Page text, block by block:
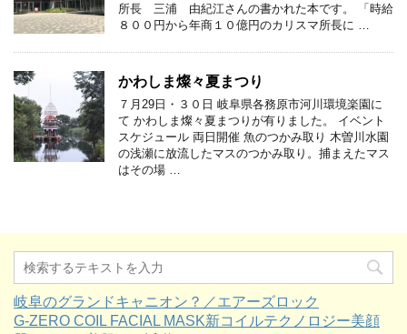
所長 三浦 由紀江さんの書かれた本です。 「時給
８００円から年商１０億円のカリスマ所長に …
かわしま燦々夏まつり
７月29日・３０日 岐阜県各務原市河川環境楽園に
て かわしま燦々夏まつりが有りました。 イベント
スケジュール 両日開催 魚のつかみ取り 木曽川水園
の浅瀬に放流したマスのつかみ取り。捕まえたマス
はその場 …
岐阜のグランドキャニオン？／エアーズロック
G-ZERO COIL FACIAL MASK新コイルテクノロジー美顔